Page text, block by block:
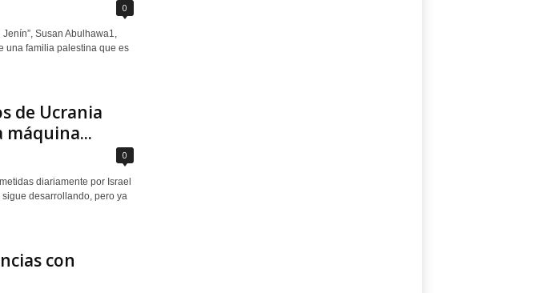
0
Susan Abulhawa1,
una familia palestina que es
de Ucrania
máquina...
0
diariamente por Israel
desarrollando, pero ya
con